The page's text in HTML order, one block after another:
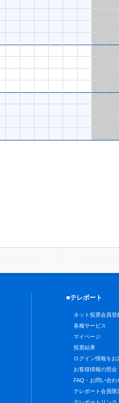
■テレボート
ネット投票会員登
各種サービス
マイページ
投票結果
ログイン情報をお
お客様情報の照会
FAQ・お問い合わ
テレボート会員限